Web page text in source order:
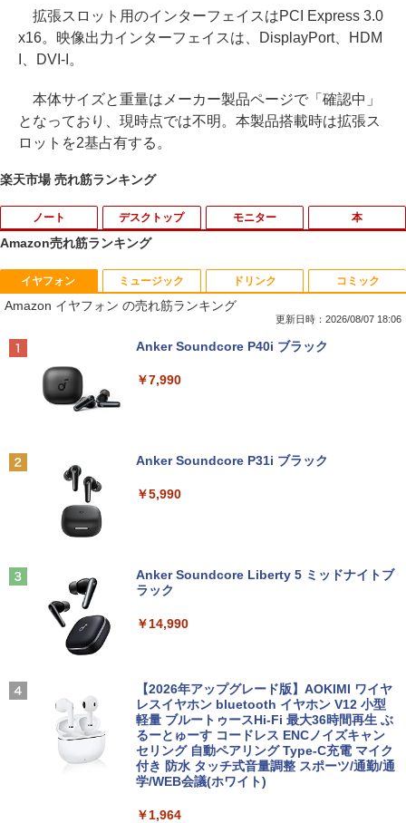
拡張スロット用のインターフェイスはPCI Express 3.0
x16。映像出力インターフェイスは、DisplayPort、HDM
I、DVI-I。
本体サイズと重量はメーカー製品ページで「確認中」
となっており、現時点では不明。本製品搭載時は拡張ス
ロットを2基占有する。
楽天市場 売れ筋ランキング
ノート
1
Amazon(アマゾン) タブレットPC New F
ire Max 11(2023年発売) グレー B0B2SD
8BVX ［11型 /Wi-Fiモデル /ストレージ：
64GB］ B0B2SD8BVX [振込不可]
Windows11 ノートPC 14インチノート
パソコン 4GB 64GB パソコンOffice搭載
代 日本語キーボードデュアル USB3.0 WI
【1500円OFFクーポン】【訳アリ】【W
soft Office付き Windows11 東芝 dyna
book G83 中古 PC パソコン ノートPC S
SD1TB メモリ16GB 軽量 薄型 ダイナブ
ック
￥29,800
デスクトップ モニター
1
PHILIPS/フィリップス 241V8/11 / 23.8型
ワイド 液晶ディスプレイ FullHD/HDMI
ケーブル標準添付【中古/送料無料】※沖
リップス 23.8型 ワイド HDMI 24インチ
液晶モニター 243V7Q フルHD(1920x10
【3ケ月保証】
モバイルモニター 15.6インチ InnoView
FHD ポータブルモニター IPS液晶パネル
類】タッチ/ケース付き/4Kタイプ
￥8,980
11.6インモバイルモニターIPS小型ディス
Type-C HDMIサブモニター スピーカー内
本
1 なぜ、あの人のがんは消えたのか？
￥1,925
全国高校野球選手権神奈川大会 [ 神奈川
新聞社 ]
￥2,200
]
Amazon売れ筋ランキング
イヤフォン
Amazon イヤフォン の売れ筋ランキング
更新日時：2026/08/07 18:06
Anker Soundcore P40i ブラック
￥7,990
Anker Soundcore P31i ブラック
￥5,990
Anker Soundcore Liberty 5 ミッドナイトブ
ラック
￥14,990
【2026年アップグレード版】AOKIMI ワイヤ
レスイヤホン bluetooth イヤホン V12 小型
軽量 ブルートゥースHi-Fi 最大36時間再生 ぶ
るーとゅーす コードレス ENCノイズキャン
セリング 自動ペアリング Type-C充電 マイク
付き 防水 タッチ式音量調整 スポーツ/通勤/通
学/WEB会議(ホワイト)
￥1,964
ミュージック ドリンク コミック